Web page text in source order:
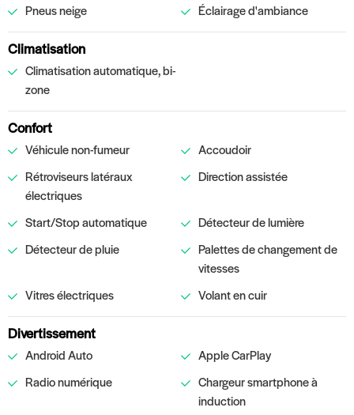
Pneus neige
Éclairage d'ambiance
Climatisation
Climatisation automatique, bi-
zone
Confort
Véhicule non-fumeur
Accoudoir
Rétroviseurs latéraux
électriques
Direction assistée
Start/Stop automatique
Détecteur de lumière
Détecteur de pluie
Palettes de changement de
vitesses
Vitres électriques
Volant en cuir
Divertissement
Android Auto
Apple CarPlay
Radio numérique
Chargeur smartphone à
induction